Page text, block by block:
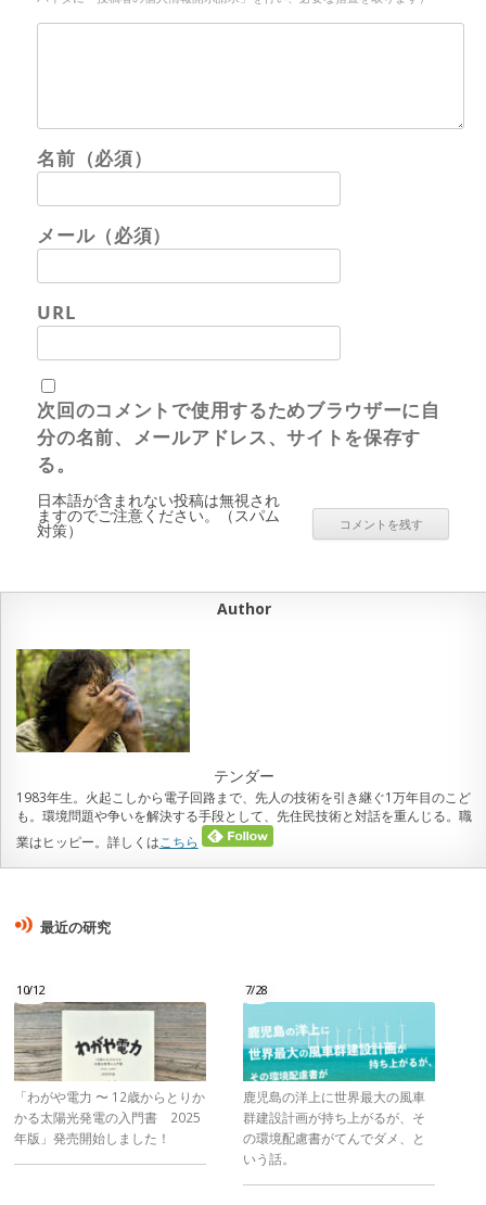
名前（必須）
メール（必須）
URL
次回のコメントで使用するためブラウザーに自
分の名前、メールアドレス、サイトを保存す
る。
日本語が含まれない投稿は無視され
ますのでご注意ください。（スパム
対策）
Author
テンダー
1983年生。火起こしから電子回路まで、先人の技術を引き継ぐ1万年目のこど
も。環境問題や争いを解決する手段として、先住民技術と対話を重んじる。職
業はヒッピー。詳しくは こちら
最近の研究
10/12
「わがや電力 〜 12歳からとりか
かる太陽光発電の入門書 2025
年版」発売開始しました！
7/28
鹿児島の洋上に世界最大の風車
群建設計画が持ち上がるが、そ
の環境配慮書がてんでダメ、と
いう話。